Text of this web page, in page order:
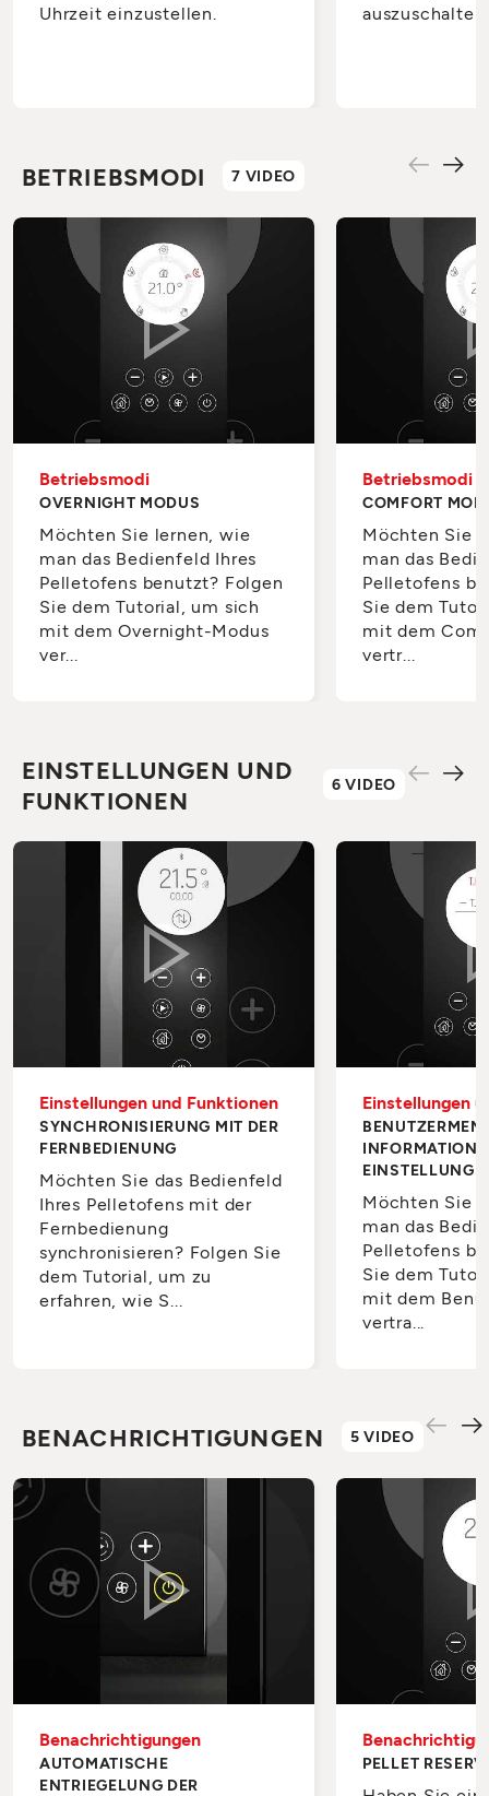
Uhrzeit einzustellen.
auszuschalten.
BETRIEBSMODI 7 VIDEO
Betriebsmodi
OVERNIGHT MODUS
Möchten Sie lernen, wie
man das Bedienfeld Ihres
Pelletofens benutzt? Folgen
Sie dem Tutorial, um sich
mit dem Overnight-Modus
ver...
Betriebsmodi
COMFORT
Möchten Sie
man das
Pelletofens
Sie dem
mit dem
vertr...
EINSTELLUNGEN UND
FUNKTIONEN
6 VIDEO
Einstellungen und Funktionen
SYNCHRONISIERUNG MIT DER
FERNBEDIENUNG
Möchten Sie das Bedienfeld
Ihres Pelletofens mit der
Fernbedienung
synchronisieren? Folgen Sie
dem Tutorial, um zu
erfahren, wie S...
Einstellungen
Möchten Sie
man das
Pelletofens
Sie dem
mit dem
vertra...
BENACHRICHTIGUNGEN 5 VIDEO
Benachrichtigungen
AUTOMATISCHE
ENTRIEGELUNG DER
PELLET